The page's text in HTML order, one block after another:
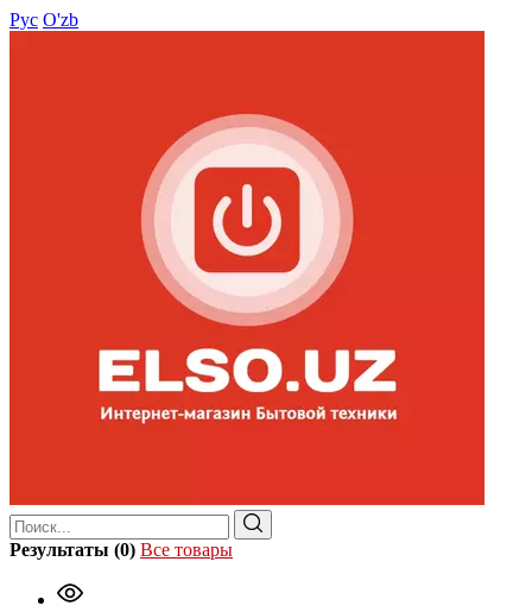
Рус O'zb
Результаты (0) Все товары